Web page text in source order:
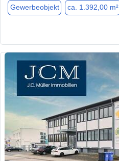
Gewerbeobjekt ca. 1.392,00 m²